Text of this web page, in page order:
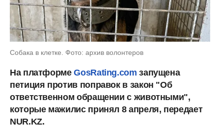
Собака в клетке. Фото: архив волонтеров
На платформеGosRating.com запущена
петиция против поправок в закон "Об
ответственном обращении с животными",
которые мажилис принял 8 апреля, передает
NUR.KZ.